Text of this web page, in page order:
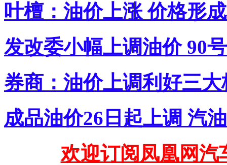
叶檀：油价上涨 价格形
发改委小幅上调油价 90
券商：油价上调利好三大
成品油价26日起上调 汽
欢迎订阅凤凰网汽